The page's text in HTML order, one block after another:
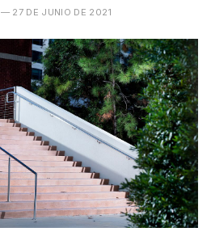
— 27 DE JUNIO DE 2021